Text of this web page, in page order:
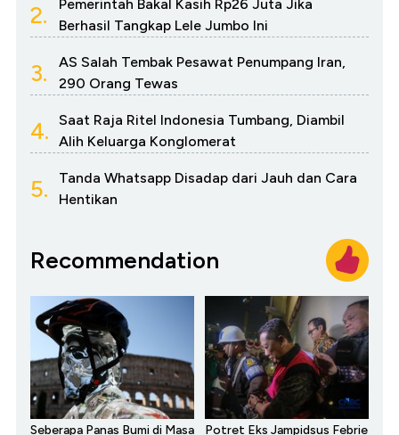
2.
Pemerintah Bakal Kasih Rp26 Juta Jika
Berhasil Tangkap Lele Jumbo Ini
3.
AS Salah Tembak Pesawat Penumpang Iran,
290 Orang Tewas
4.
Saat Raja Ritel Indonesia Tumbang, Diambil
Alih Keluarga Konglomerat
5.
Tanda Whatsapp Disadap dari Jauh dan Cara
Hentikan
Recommendation
Seberapa Panas Bumi di Masa
Potret Eks Jampidsus Febrie